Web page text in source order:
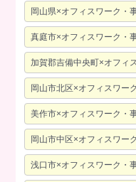
岡山県×オフィスワーク・
真庭市×オフィスワーク・
加賀郡吉備中央町×オフィ
岡山市北区×オフィスワー
美作市×オフィスワーク・
岡山市中区×オフィスワー
浅口市×オフィスワーク・